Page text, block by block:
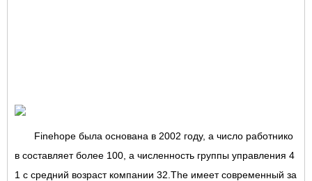
Finehope была основана в 2002 году, а число работнико
в составляет более 100, а численность группы управления 4
1 с средний возраст компании 32.The имеет современный за